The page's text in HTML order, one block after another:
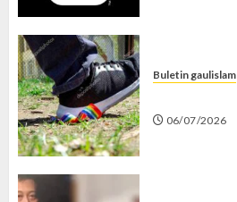
Buletin gaulislam
06/07/2026